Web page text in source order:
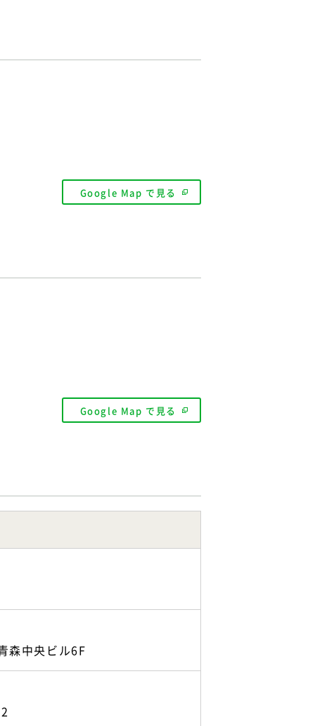
Google Map で見る
Google Map で見る
森中央ビル6F